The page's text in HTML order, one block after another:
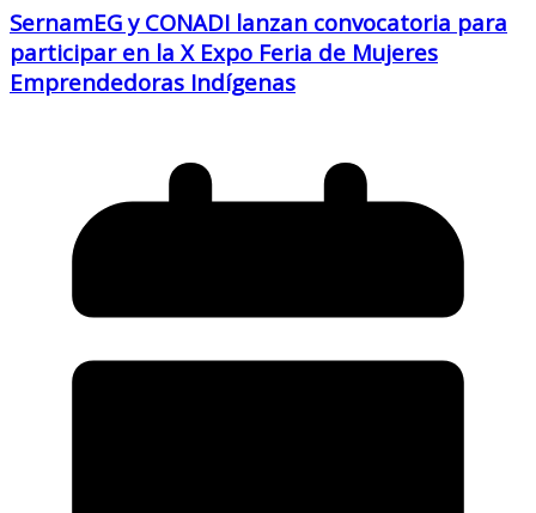
SernamEG y CONADI lanzan convocatoria para
participar en la X Expo Feria de Mujeres
Emprendedoras Indígenas